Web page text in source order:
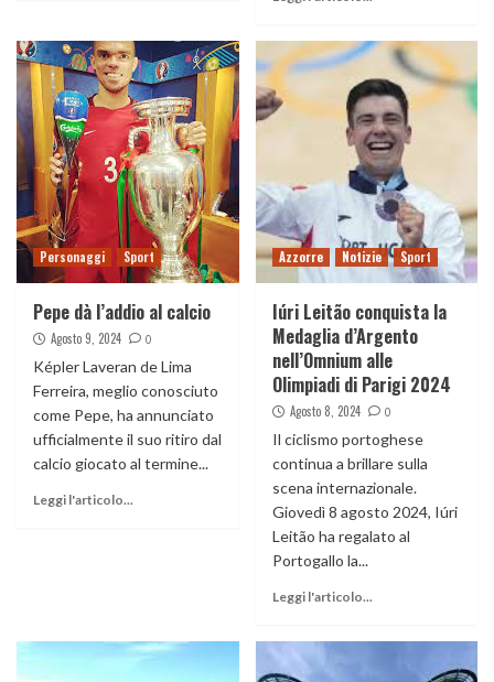
Personaggi Sport
Pepe dà l’addio al calcio
Agosto 9, 2024 0
Képler Laveran de Lima
Ferreira, meglio conosciuto
come Pepe, ha annunciato
ufficialmente il suo ritiro dal
calcio giocato al termine...
Leggi l'articolo...
Azzorre Notizie Sport
Iúri Leitão conquista la
Medaglia d’Argento
nell’Omnium alle
Olimpiadi di Parigi 2024
Agosto 8, 2024 0
Il ciclismo portoghese
continua a brillare sulla
scena internazionale.
Giovedì 8 agosto 2024, Iúri
Leitão ha regalato al
Portogallo la...
Leggi l'articolo...